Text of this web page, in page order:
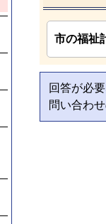
市の福祉
回答が必
問い合わ